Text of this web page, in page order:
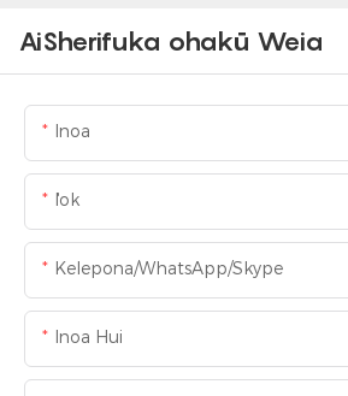
AiSherifuka ohakū Weia
Inoa
Iʻok
Kelepona/WhatsApp/Skype
Inoa Hui